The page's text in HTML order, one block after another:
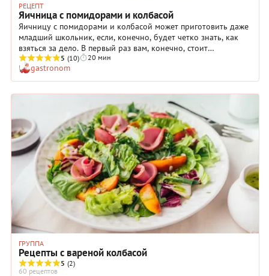
РЕЦЕПТ
Яичница с помидорами и колбасой
Яичницу с помидорами и колбасой может приготовить даже
младший школьник, если, конечно, будет четко знать, как
взяться за дело. В первый раз вам, конечно, стоит
непременно показать ребенку процесс вживую. Прежде
всего, расскажите чаду, что яйца для этого блюда должны
быть свежими. Это пока, разумеется, не его забота, но пусть
такая мысль надежно «поселится» в детской голове! Мнения
насчет, надо ли мыть ли яйца или нет, расходятся, хотя нам
кажется, что лишним это не будет. Делать это следует
проточной водой и губкой, лучше всего, со специальным
средством. Все остальное не требует особых пояснений: наш
рецепт довольно подробно описывает все этапы
приготовления яичницы с помидорами и колбасой. Зато
после такого опыта ваш ребенок будет с гордостью
рассказывать окружающим о своем первом, причем удачном,
кулинарном опыте!
5 (10) 20 мин
gastronom
ГРУППА
Рецепты с вареной колбасой
5 (2)
60 рецептов